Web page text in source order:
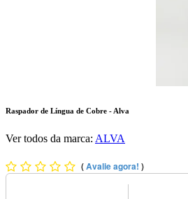
Raspador de Língua de Cobre - Alva
Ver todos da marca: ALVA
(Avalie agora! )